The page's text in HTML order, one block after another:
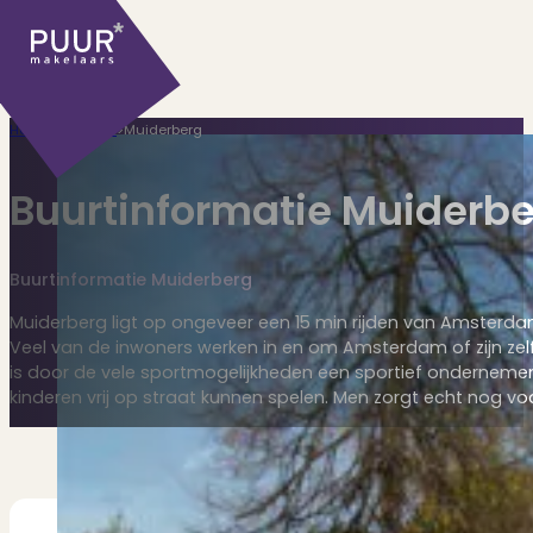
Huidige aanbod
Ontdek onze woningen..
Recentelijk verkocht
Net te laat? Kijk mee..
Huurwoningen
Home Plaatsen>Muiderberg
Buurtinformatie
Buurtinformatie Muiderberg
Muiderberg ligt op ongeveer een 15 min rijden van
Veel van de inwoners werken in en om Amsterdam of zijn
is door de vele sportmogelijkheden een sportief
kinderen vrij op straat kunnen spelen. Men zorgt echt nog